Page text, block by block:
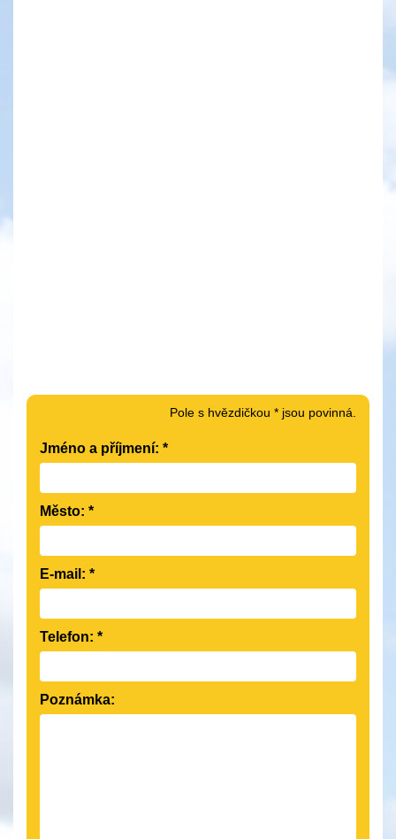
Pole s hvězdičkou * jsou povinná.
*
Jméno a příjmení:
*
Město:
*
E-mail:
*
Telefon:
Poznámka: